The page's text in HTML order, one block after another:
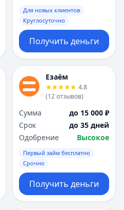
Для новых клиентов
Круглосуточно
Получить деньги
Езаём
4.8
(12отзывов)
Сумма
до 15 000 ₽
Срок
до 35 дней
Одобрение
Высокое
Первый займ бесплатно
Срочно
Получить деньги